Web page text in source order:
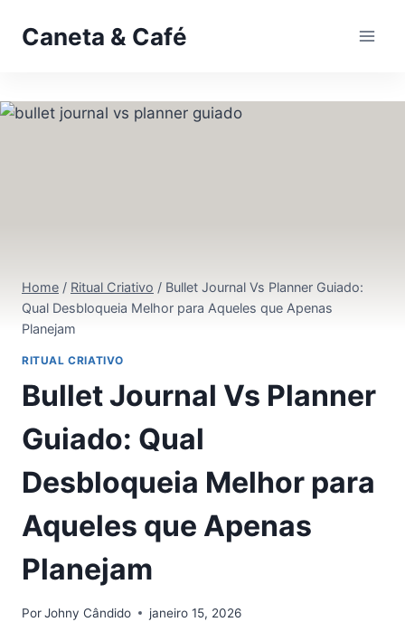
paraCaneta & Café
Home / Ritual Criativo / Bullet Journal Vs Planner Guiado:
Qual Desbloqueia Melhor para Aqueles que Apenas
Planejam
RITUAL CRIATIVO
Bullet Journal Vs Planner
Guiado: Qual
Desbloqueia Melhor para
Aqueles que Apenas
Planejam
PorJohny Cândido janeiro 15, 2026